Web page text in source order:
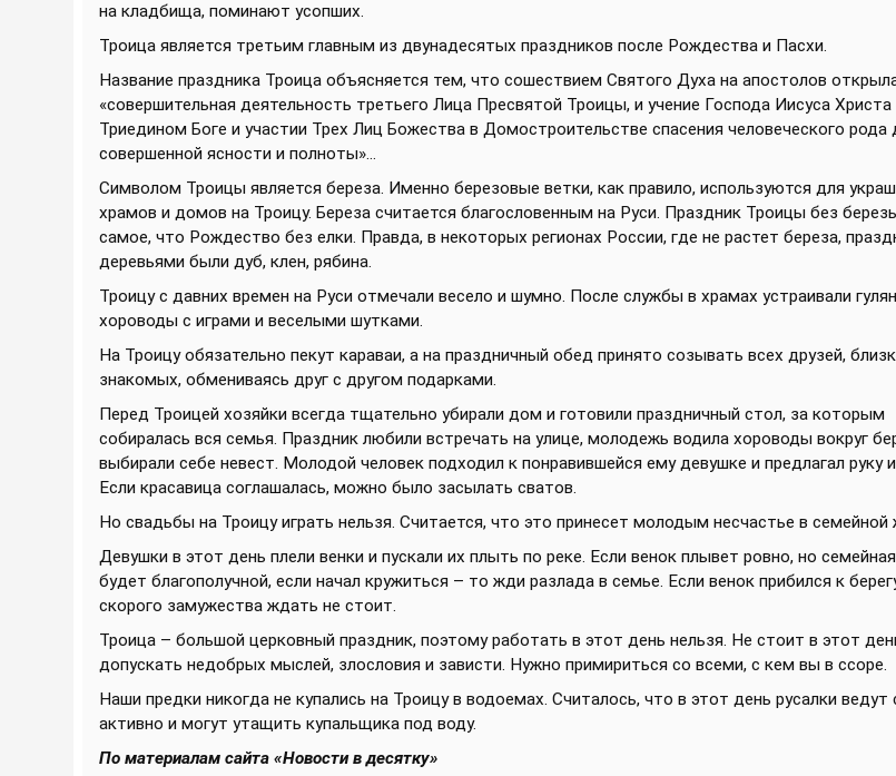
на кладбища, поминают усопших.
Троица является третьим главным из двунадесятых праздников после Рождества и Пасхи.
Название праздника Троица объясняется тем, что сошествием Святого Духа на апостолов
«совершительная деятельность третьего Лица Пресвятой Троицы, и учение Господа Иисуса Христа
Триедином Боге и участии Трех Лиц Божества в Домостроительстве спасения человеческого рода
совершенной ясности и полноты»...
Символом Троицы является береза. Именно березовые ветки, как правило, используются для
храмов и домов на Троицу. Береза считается благословенным на Руси. Праздник Троицы без
самое, что Рождество без елки. Правда, в некоторых регионах России, где не растет береза,
деревьями были дуб, клен, рябина.
Троицу с давних времен на Руси отмечали весело и шумно. После службы в храмах устраивали
хороводы с играми и веселыми шутками.
На Троицу обязательно пекут караваи, а на праздничный обед принято созывать всех друзей,
знакомых, обмениваясь друг с другом подарками.
Перед Троицей хозяйки всегда тщательно убирали дом и готовили праздничный стол, за которым
собиралась вся семья. Праздник любили встречать на улице, молодежь водила хороводы вокруг
выбирали себе невест. Молодой человек подходил к понравившейся ему девушке и предлагал руку
Если красавица соглашалась, можно было засылать сватов.
Но свадьбы на Троицу играть нельзя. Считается, что это принесет молодым несчастье в семейной
Девушки в этот день плели венки и пускали их плыть по реке. Если венок плывет ровно, но
будет благополучной, если начал кружиться – то жди разлада в семье. Если венок прибился к
скорого замужества ждать не стоит.
Троица – большой церковный праздник, поэтому работать в этот день нельзя. Не стоит в этот
допускать недобрых мыслей, злословия и зависти. Нужно примириться со всеми, с кем вы в ссоре.
Наши предки никогда не купались на Троицу в водоемах. Считалось, что в этот день русалки ведут
активно и могут утащить купальщика под воду.
По материалам сайта «Новости в десятку»